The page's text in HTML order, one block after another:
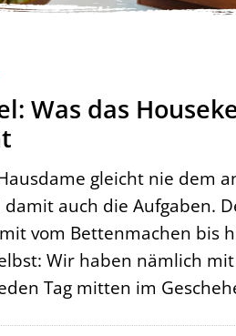
Was das
gleicht nie dem
auch die Aufgaben.
vom Bettenmachen bis
Wir haben nämlich
Tag mitten im